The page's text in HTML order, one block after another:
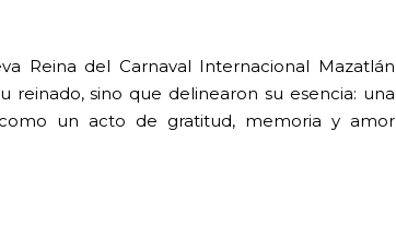
Reina del Carnaval Internacional Mazatlán
reinado, sino que delinearon su esencia: una
un acto de gratitud, memoria y amor